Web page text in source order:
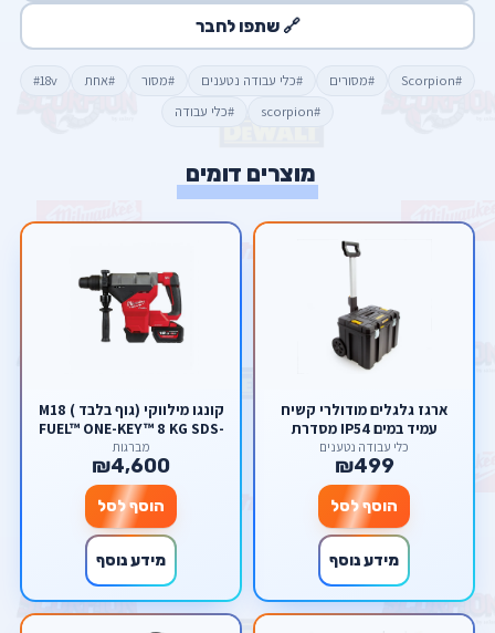
🔗 שתפו לחבר
#Scorpion #מסורים #כלי עבודה נטענים #מסור #אחת
#18v
#scorpion
#כלי עבודה
מוצרים דומים
ארגז גלגלים מודולרי קשיח
עמיד במים IP54 מסדרת
TSTAK דיוולט DWST83347-1
DeWALT
כלי עבודה נטענים
₪499
הוסף לסל
מידע נוסף
קונגו מילווקי (גוף בלבד ) M18
FUEL™ ONE-KEY™ 8 KG SDS-
MAX DRILLING AND
BREAKING HAMMER
מברגות
₪4,600
הוסף לסל
מידע נוסף